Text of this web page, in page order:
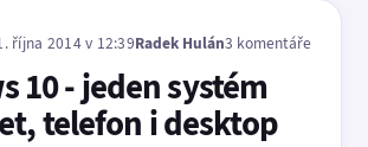
října 2014 v 12:39Radek Hulán3 komentáře
10 - jeden systém
telefon i desktop